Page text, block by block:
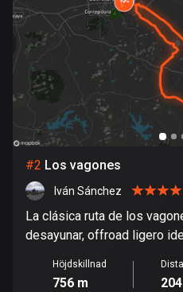
Bahrain
17 rutter
Bangladesh
409 rutter
Barbados
15 rutter
Belarus
141 rutter
Belgien
4908 rutter
Belize
#2 Los vagones
Iván Sánchez
La clásica ruta de los
desayunar, offroad ligero
Höjdskillnad
756 m